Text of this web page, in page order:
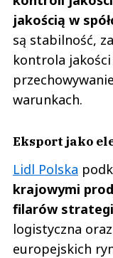
jakością w
są stabilność,
kontrola
warunkach.
Eksport jako
Lidl Polska
krajowymi
filarów
logistyczna
europejskich